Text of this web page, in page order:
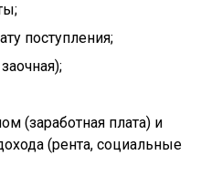
поступления;
(заработная плата) и
(рента, социальные